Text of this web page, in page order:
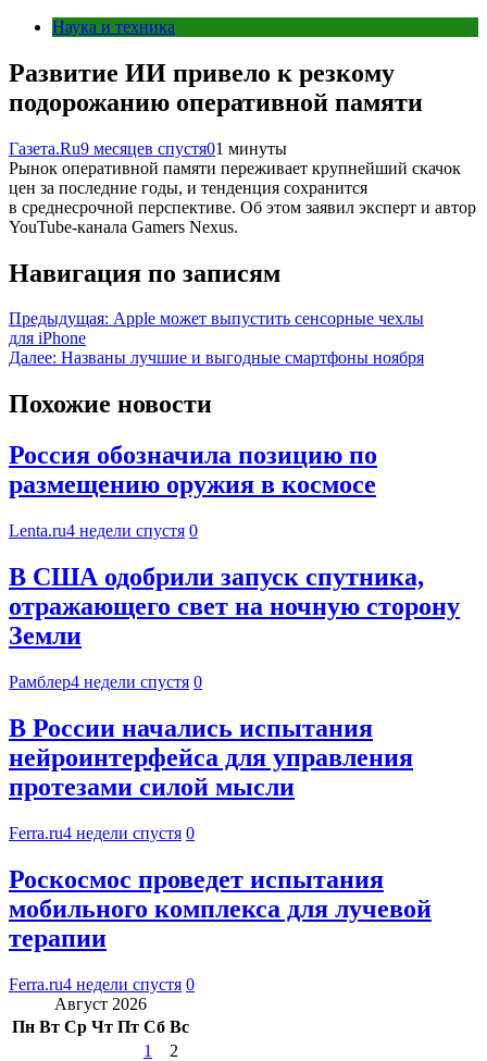
Наука и техника
Развитие ИИ привело к резкому
подорожанию оперативной памяти
Газета.Ru9 месяцев спустя01 минуты
Рынок оперативной памяти переживает крупнейший скачок
цен за последние годы, и тенденция сохранится
в среднесрочной перспективе. Об этом заявил эксперт и автор
YouTube-канала Gamers Nexus.
Навигация по записям
Предыдущая: Apple может выпустить сенсорные чехлы
для iPhone
Далее: Названы лучшие и выгодные смартфоны ноября
Похожие новости
Россия обозначила позицию по
размещению оружия в космосе
Lenta.ru4 недели спустя 0
В США одобрили запуск спутника,
отражающего свет на ночную сторону
Земли
Рамблер4 недели спустя 0
В России начались испытания
нейроинтерфейса для управления
протезами силой мысли
Ferra.ru4 недели спустя 0
Роскосмос проведет испытания
мобильного комплекса для лучевой
терапии
Ferra.ru4 недели спустя 0
Август 2026
Пн Вт Ср Чт Пт Сб Вс
1
2